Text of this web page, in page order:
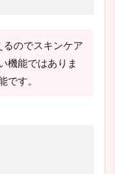
のでスキンケア
機能ではありま
です。